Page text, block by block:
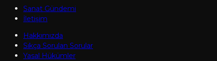
Sanat Gündemi
İletişim
Hakkımızda
Sıkça Sorulan Sorular
Yasal Hükümler